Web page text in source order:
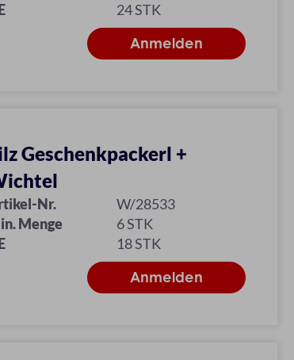
24 STK
Geschenkpackerl +
Nr.
W/28533
Menge
6 STK
18 STK